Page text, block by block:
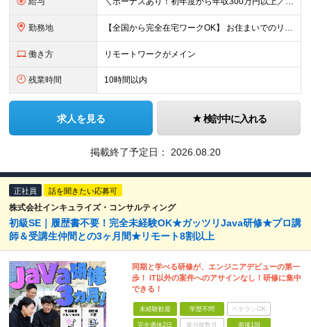
勤務地 【全国から完全在宅ワークOK】 お住まいでのリモートワーク、または首都圏（東京・神奈川・埼玉・千葉）・大阪のプロジェクト先での勤務となります。 ※転勤はありません。 ※現在は80％以上が在宅勤務での
働き方 リモートワークがメイン
残業時間 10時間以内
求人を見る 検討中に入れる
掲載終了予定日： 2026.08.20
正社員 話を聞きたい応募可
株式会社インキュライズ・コンサルティング
初級SE｜履歴書不要！完全未経験OK★ガッツリJava研修★プロ講
師＆受講生仲間との3ヶ月間★リモート8割以上
同期と学べる研修が、エンジニアデビューの第一
歩！ IT以外の案件へのアサインなし！研修に集中
できる！
未経験歓迎 学歴不問 ベテランOK
完全週休2日 賞与複数月 面接1回